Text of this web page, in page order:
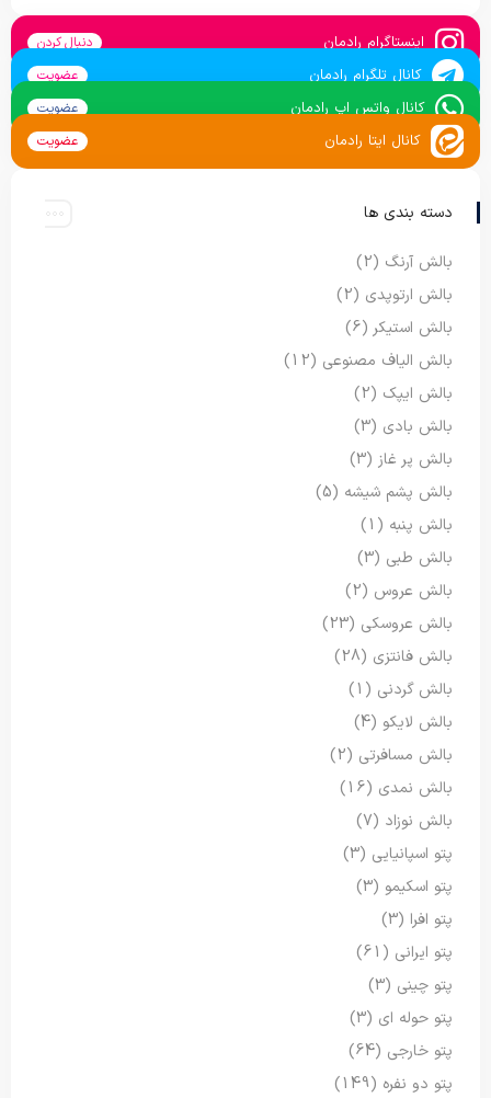
اینستاگرام رادمان دنبال کردن
کانال تلگرام رادمان عضویت
کانال واتس اپ رادمان عضویت
کانال ایتا رادمان عضویت
دسته بندی ها
بالش آرنگ (2)
بالش ارتوپدی (2)
بالش استیکر (6)
بالش الیاف مصنوعی (12)
بالش ایپک (2)
بالش بادی (3)
بالش پر غاز (3)
بالش پشم شیشه (5)
بالش پنبه (1)
بالش طبی (3)
بالش عروس (2)
بالش عروسکی (23)
بالش فانتزی (28)
بالش گردنی (1)
بالش لایکو (4)
بالش مسافرتی (2)
بالش نمدی (16)
بالش نوزاد (7)
پتو اسپانیایی (3)
پتو اسکیمو (3)
پتو افرا (3)
پتو ایرانی (61)
پتو چینی (3)
پتو حوله ای (3)
پتو خارجی (64)
پتو دو نفره (149)